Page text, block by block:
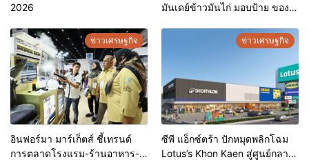
2026
มันเดย์ข้าวมันไก่ มอบป้าย ของดี
ประกอบการคุณภาพ ยกระดับ
มาตรฐาน สร้างความเชื่อมั่นให้ผู้
ข่าวเศรษฐกิจ
อินฟอร์มา มาร์เก็ตส์ ชี้เทรนด์
การตลาดโรงแรม-ร้านอาหาร-
ข่าวเศรษฐกิจ
ซีพี แอ็กซ์ตร้า ปักหมุดพลิกโฉม
Lotus’s Khon Kaen สู่ศูนย์กลาง